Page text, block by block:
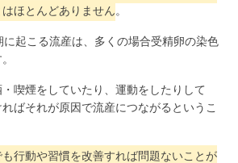
ほとんどありません。
起こる流産は、多くの場合受精卵の染色
喫煙をしていたり、運動をしたりして
ばそれが原因で流産につながるというこ
行動や習慣を改善すれば問題ないことが